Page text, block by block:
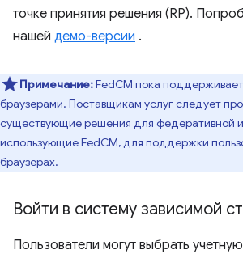
точке принятия решения (RP).
нашей демо-версии .
Примечание:FedCM пока
браузерами. Поставщикам услуг следует
существующие решения для федеративной
использующие FedCM, для поддержки
браузерах.
Войти в систему зависимой
Пользователи могут выбрать